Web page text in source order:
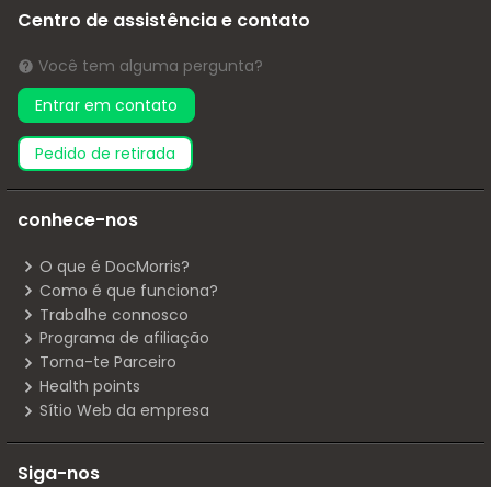
Centro de assistência e contato
Você tem alguma pergunta?
Entrar em contato
pedido de retirada
conhece-nos
O que é DocMorris?
Como é que funciona?
Trabalhe connosco
Programa de afiliação
Torna-te Parceiro
Health points
Sítio Web da empresa
Siga-nos